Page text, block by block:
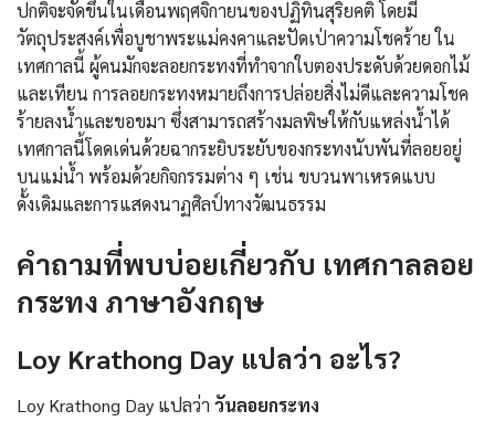
ปกติจะจัดขึ้นในเดือนพฤศจิกายนของปฏิทินสุริยคติ โดยมี
วัตถุประสงค์เพื่อบูชาพระแม่คงคาและปัดเป่าความโชคร้าย ใน
เทศกาลนี้ ผู้คนมักจะลอยกระทงที่ทำจากใบตองประดับด้วยดอกไม้
และเทียน การลอยกระทงหมายถึงการปล่อยสิ่งไม่ดีและความโชค
ร้ายลงน้ำและขอขมา ซึ่งสามารถสร้างมลพิษให้กับแหล่งน้ำได้
เทศกาลนี้โดดเด่นด้วยฉากระยิบระยับของกระทงนับพันที่ลอยอยู่
บนแม่น้ำ พร้อมด้วยกิจกรรมต่าง ๆ เช่น ขบวนพาเหรดแบบ
ดั้งเดิมและการแสดงนาฏศิลป์ทางวัฒนธรรม
คําถามที่พบบ่อยเกี่ยวกับ เทศกาลลอย
กระทง ภาษาอังกฤษ
Loy Krathong Day แปลว่า อะไร?
Loy Krathong Day แปลว่า วันลอยกระทง